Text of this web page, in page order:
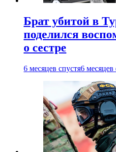
Брат убитой в
поделился
о сестре
6 месяцев спустя6 месяцев